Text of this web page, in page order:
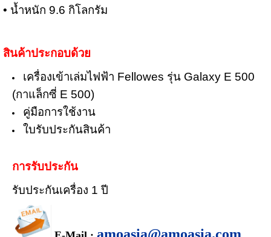
• น้ำหนัก 9.6 กิโลกรัม
สินค้าประกอบด้วย
เครื่องเข้าเล่มไฟฟ้า Fellowes รุ่น Galaxy E 500
(กาแล็กซี่ E 500)
คู่มือการใช้งาน
ใบรับประกันสินค้า
การรับประกัน
รับประกันเครื่อง 1 ปี
amoasia@amoasia.com